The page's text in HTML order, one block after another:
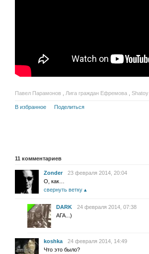
Павел Парамонов Лига граждан Ефремова Shatoy
В избранное Поделиться
11 комментариев
Zonder
23 февраля 2014, 20:04
О, как…
свернуть ветку
DARK
24 февраля 2014, 07:38
АГА...)
koshka
24 февраля 2014, 14:49
Что это было?